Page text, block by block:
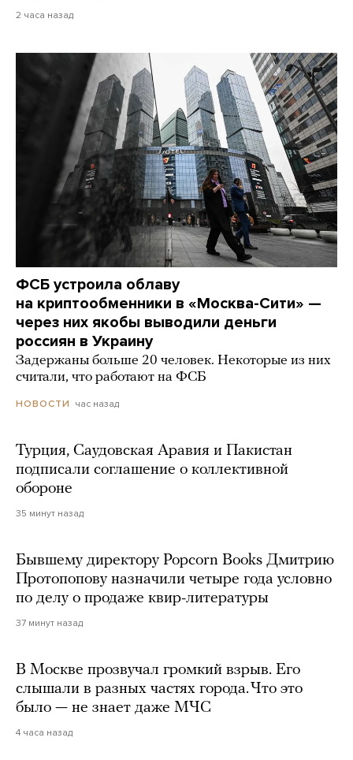
2 часа назад
ФСБ устроила облаву
на криптообменники в «Москва-Сити» —
через них якобы выводили деньги
россиян в Украину
Задержаны больше 20 человек. Некоторые из них
считали, что работают на ФСБ
НОВОСТИ час назад
Турция, Саудовская Аравия и Пакистан
подписали соглашение о коллективной
обороне
35 минут назад
Бывшему директору Popcorn Books Дмитрию
Протопопову назначили четыре года условно
по делу о продаже квир-литературы
37 минут назад
В Москве прозвучал громкий взрыв. Его
слышали в разных частях города. Что это
было — не знает даже МЧС
4 часа назад